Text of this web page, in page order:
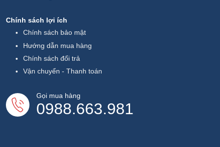
Chính sách lợi ích
Chính sách bảo mật
Hướng dẫn mua hàng
Chính sách đổi trả
Vận chuyển - Thanh toán
Gọi mua hàng
0988.663.981